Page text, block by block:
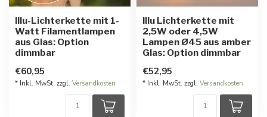
Illu-Lichterkette mit 1-
Watt Filamentlampen
aus Glas: Option
dimmbar
€60,95
* Inkl. MwSt. zzgl. Versandkosten
Illu Lichterkette mit
2,5W oder 4,5W
Lampen Ø45 aus amber
Glas: Option dimmbar
€52,95
* Inkl. MwSt. zzgl. Versandkosten